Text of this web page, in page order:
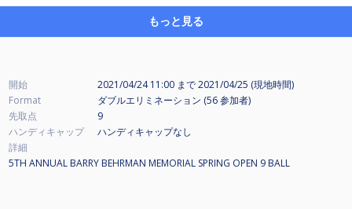
もっと見る
開始 2021/04/24 11:00 まで2021/04/25 (現地時間)
Format
ダブルエリミネーション (56参加者)
先取点
9
ハンディキャップ
ハンディキャップなし
詳細
5TH ANNUAL BARRY BEHRMAN MEMORIAL SPRING OPEN 9 BALL